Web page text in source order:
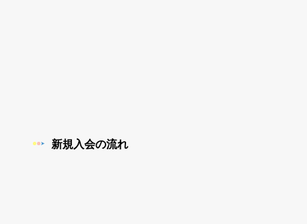
新規入会の流れ